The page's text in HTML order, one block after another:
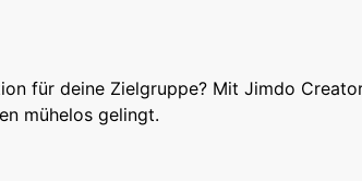
für deine Zielgruppe? Mit Jimdo
mühelos gelingt.